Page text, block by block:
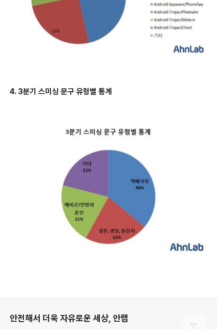
4. 3분기 스미싱 문구 유형별 통계
안전해서 더욱 자유로운 세상, 안랩